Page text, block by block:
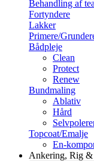
Behandling af
Fortyndere
Lakker
Primere/
Bådpleje
Clean
Protect
Renew
Bundmaling
Ablativ
Hård
Topcoat/Emalje
En-
Ankering, Rig